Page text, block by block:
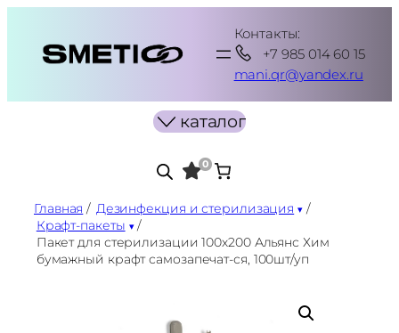
содержимому
Контакты:
+7 985 014 60 15
mani.qr@yandex.ru
каталог
0
Главная / Дезинфекция и стерилизация
/
Крафт-пакеты /
Пакет для стерилизации 100х200 Альянс Хим
бумажный крафт самозапечат-ся, 100шт/уп